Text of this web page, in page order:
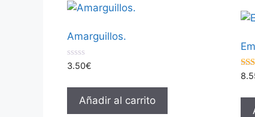
Amarguillos.
0
d
5
3.50€
Añadir al carrito
de